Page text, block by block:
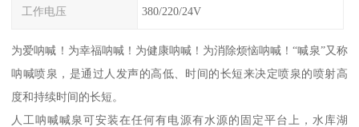
工作电压 380/220/24V
为爱呐喊！为幸福呐喊！为健康呐喊！为消除烦恼呐喊！“喊泉”又称
呐喊喷泉，是通过人发声的高低、时间的长短来决定喷泉的喷射高
度和持续时间的长短。
人工呐喊喊泉可安装在任何有电源有水源的固定平台上，水库湖